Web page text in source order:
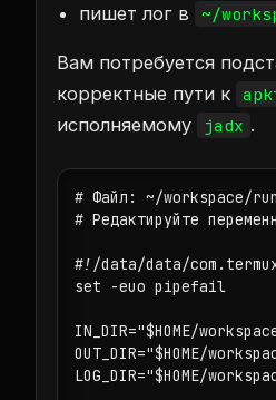
пишет лог в
~/
Вам потребуется
корректные пути к
исполняемому
jadx .
# Файл: ~/workspace/
# Редактируйте
#!/data/data/
set -euo pipefail
IN_DIR="$HOME/
OUT_DIR="$HOME/
LOG_DIR="$HOME/